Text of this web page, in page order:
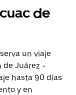
de
un viaje
de Juárez -
hasta 90 días
y en